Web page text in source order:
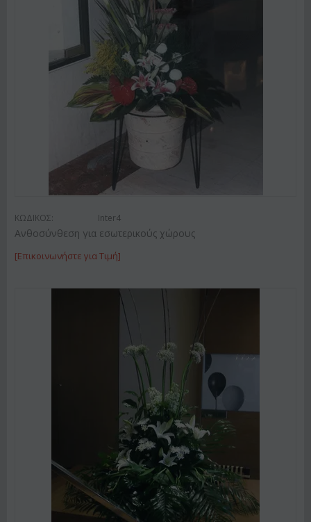
ΚΩΔΙΚΟΣ: Inter4
Ανθοσύνθεση για εσωτερικούς χώρους
[Επικοινωνήστε για Τιμή]